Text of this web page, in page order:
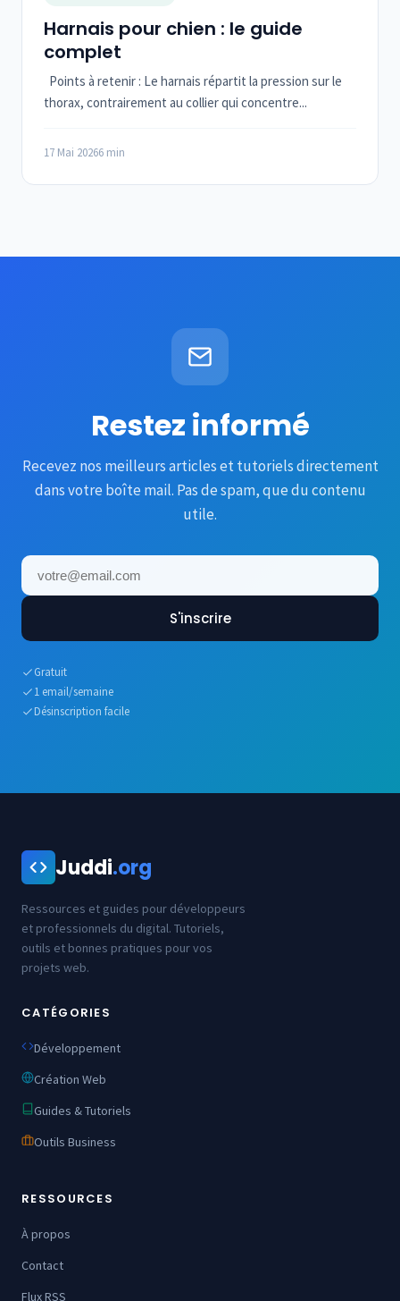
Harnais pour chien : le guide
complet
Points à retenir : Le harnais répartit la pression sur le
thorax, contrairement au collier qui concentre...
17 Mai 20266 min
Restez informé
Recevez nos meilleurs articles et tutoriels directement
dans votre boîte mail. Pas de spam, que du contenu
utile.
S'inscrire
Gratuit
1 email/semaine
Désinscription facile
Juddi.org
Ressources et guides pour développeurs
et professionnels du digital. Tutoriels,
outils et bonnes pratiques pour vos
projets web.
CATÉGORIES
Développement
Création Web
Guides & Tutoriels
Outils Business
RESSOURCES
À propos
Contact
Flux RSS